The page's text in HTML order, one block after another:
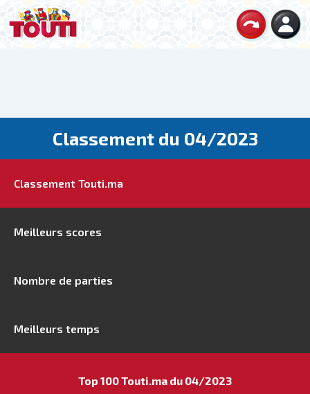
Classement du 04/2023
Classement Touti.ma
Meilleurs scores
Nombre de parties
Meilleurs temps
Top 100 Touti.ma du 04/2023